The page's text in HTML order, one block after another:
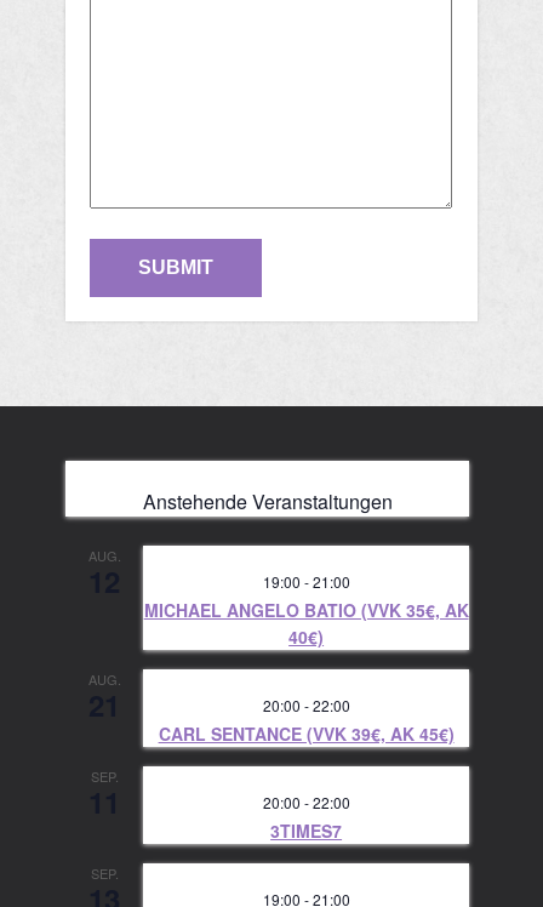
Anstehende Veranstaltungen
AUG.
19:00 -21:00
MICHAEL ANGELO BATIO (VVK 35€, AK
40€)
AUG.
20:00 -22:00
CARL SENTANCE (VVK 39€, AK 45€)
SEP.
20:00 -22:00
3TIMES7
SEP.
19:00 -21:00